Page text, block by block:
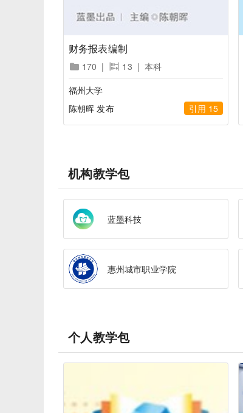
财务报表编制
170 | 13 | 本科
福州大学
陈朝晖 发布
引用 15
机构教学包
蓝墨科技
惠州城市职业学院
个人教学包